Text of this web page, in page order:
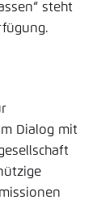
steht
Dialog mit